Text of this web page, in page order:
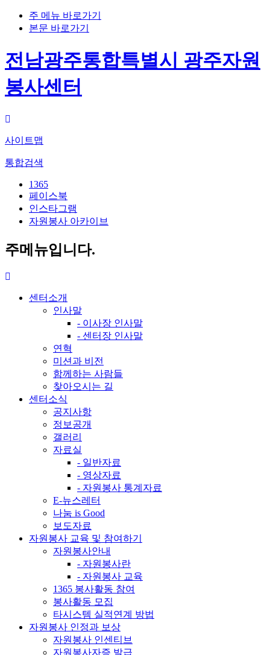
주 메뉴 바로가기
본문 바로가기
전남광주통합특별시 광주자원
봉사센터
사이트맵
통합검색
1365
페이스북
인스타그램
자원봉사 아카이브
주메뉴입니다.
센터소개
인사말
- 이사장 인사말
- 센터장 인사말
연혁
미션과 비전
함께하는 사람들
찾아오시는 길
센터소식
공지사항
정보공개
갤러리
자료실
- 일반자료
- 영상자료
- 자원봉사 통계자료
E-뉴스레터
나눔 is Good
보도자료
자원봉사 교육 및 참여하기
자원봉사안내
- 자원봉사란
- 자원봉사 교육
1365 봉사활동 참여
봉사활동 모집
타시스템 실적연계 방법
자원봉사 인정과 보상
자원봉사 인센티브
자원봉사자증 발급